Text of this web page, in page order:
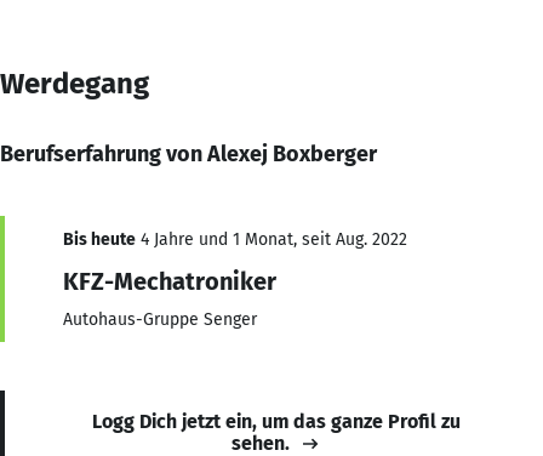
Werdegang
Berufserfahrung von Alexej Boxberger
Bis heute 4 Jahre und 1 Monat, seit Aug. 2022
KFZ-Mechatroniker
Autohaus-Gruppe Senger
Logg Dich jetzt ein, um das ganze Profil zu
sehen.